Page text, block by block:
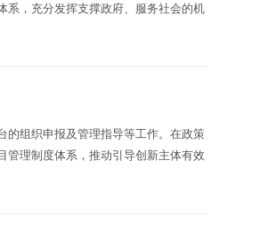
系，充分发挥支撑政府、服务社会的机
的组织申报及管理指导等工作。在政策
管理制度体系，推动引导创新主体有效